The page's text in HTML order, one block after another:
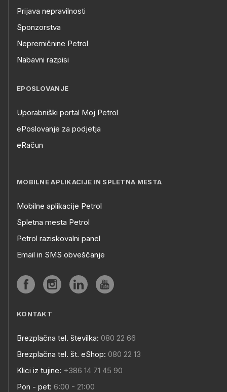
Prijava nepravilnosti
Sponzorstva
Nepremičnine Petrol
Nabavni razpisi
EPOSLOVANJE
Uporabniški portal Moj Petrol
ePoslovanje za podjetja
eRačun
MOBILNE APLIKACIJE IN SPLETNA MESTA
Mobilne aplikacije Petrol
Spletna mesta Petrol
Petrol raziskovalni panel
Email in SMS obveščanje
KONTAKT
Brezplačna tel. številka: 080 22 66
Brezplačna tel. št. eShop: 080 22 13
Klici iz tujine: +386 14 71 45 90
Pon - pet: 6:00 - 21:00